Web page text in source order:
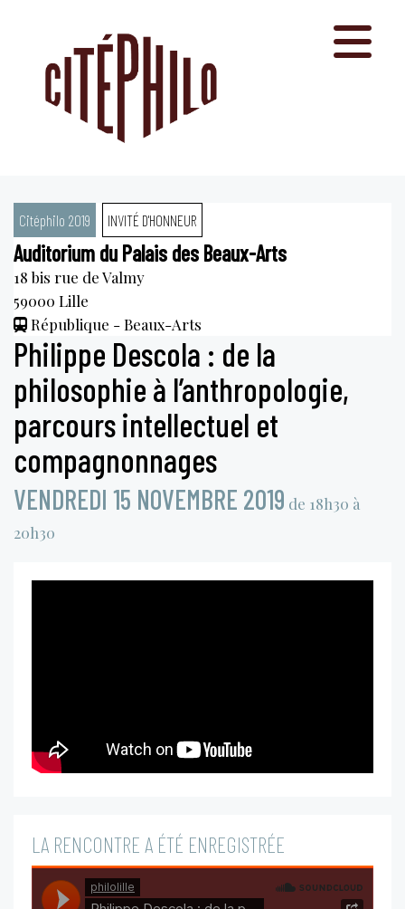
Citéphilo 2019 INVITÉ D'HONNEUR
Auditorium du Palais des Beaux-Arts
18 bis rue de Valmy
59000 Lille
République - Beaux-Arts
Philippe Descola : de la
philosophie à l’anthropologie,
parcours intellectuel et
compagnonnages
VENDREDI 15 NOVEMBRE 2019 de 18h30 à
20h30
LA RENCONTRE A ÉTÉ ENREGISTRÉE